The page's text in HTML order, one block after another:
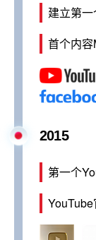
建立第
首个内
2015
第一个